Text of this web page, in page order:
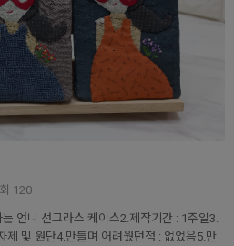
120
언니 선그라스 케이스2.제작기간 : 1주일3.
제 및 원단4.만들며 어려웠던점 : 없었음5.만